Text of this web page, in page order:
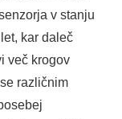
v stanju
kar daleč
več krogov
različnim